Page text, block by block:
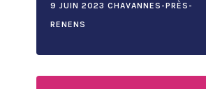
9 JUIN 2023 CHAVANNES-PRÈS-
RENENS